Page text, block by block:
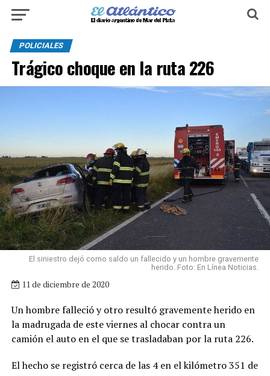
POLICIALES
Trágico choque en la ruta 226
El siniestro dejó como saldo un fallecido y un hombre gravemente
herido. Foto: En Línea Noticias.
11 de diciembre de 2020
Un hombre falleció y otro resultó gravemente herido en
la madrugada de este viernes al chocar contra un
camión el auto en el que se trasladaban por la ruta 226.
El hecho se registró cerca de las 4 en el kilómetro 351 de